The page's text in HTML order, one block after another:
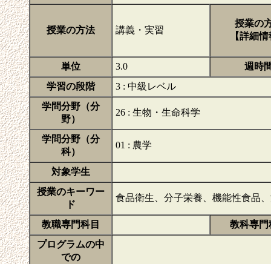
授業の方法 講義・実習
授業の
【詳細
単位 3.0
週時
学習の段階
3 : 中級レベル
学問分野（分
野）
26 : 生物・生命科学
学問分野（分
科）
01 : 農学
対象学生
授業のキーワー
ド
食品衛生、分子栄養、機能性食品
教職専門科目
教科専門
プログラムの中
での